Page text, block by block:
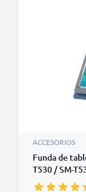
ACCESORIOS
Funda de
T530 / SM-
Cuero